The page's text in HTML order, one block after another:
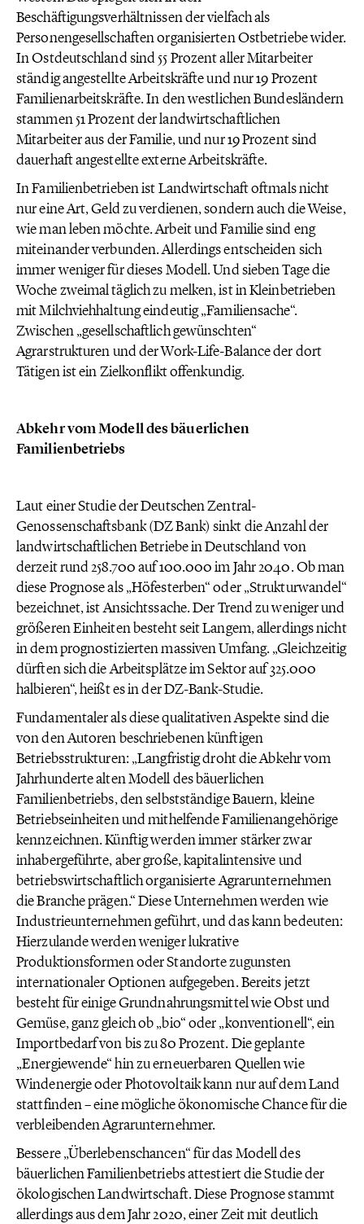
Beschäftigungsverhältnissen der vielfach als
Personengesellschaften organisierten Ostbetriebe wider.
In Ostdeutschland sind 55 Prozent aller Mitarbeiter
ständig angestellte Arbeitskräfte und nur 19 Prozent
Familienarbeitskräfte. In den westlichen Bundesländern
stammen 51 Prozent der landwirtschaftlichen
Mitarbeiter aus der Familie, und nur 19 Prozent sind
dauerhaft angestellte externe Arbeitskräfte.
In Familienbetrieben ist Landwirtschaft oftmals nicht
nur eine Art, Geld zu verdienen, sondern auch die Weise,
wie man leben möchte. Arbeit und Familie sind eng
miteinander verbunden. Allerdings entscheiden sich
immer weniger für dieses Modell. Und sieben Tage die
Woche zweimal täglich zu melken, ist in Kleinbetrieben
mit Milchviehhaltung eindeutig „Familiensache“.
Zwischen „gesellschaftlich gewünschten“
Agrarstrukturen und der Work-Life-Balance der dort
Tätigen ist ein Zielkonflikt offenkundig.
Abkehr vom Modell des bäuerlichen
Familienbetriebs
Laut einer Studie der Deutschen Zentral-
Genossenschaftsbank (DZ Bank) sinkt die Anzahl der
landwirtschaftlichen Betriebe in Deutschland von
derzeit rund 258.700 auf 100.000 im Jahr 2040. Ob man
diese Prognose als „Höfesterben“ oder „Strukturwandel“
bezeichnet, ist Ansichtssache. Der Trend zu weniger und
größeren Einheiten besteht seit Langem, allerdings nicht
in dem prognostizierten massiven Umfang. „Gleichzeitig
dürften sich die Arbeitsplätze im Sektor auf 325.000
halbieren“, heißt es in der DZ-Bank-Studie.
Fundamentaler als diese qualitativen Aspekte sind die
von den Autoren beschriebenen künftigen
Betriebsstrukturen: „Langfristig droht die Abkehr vom
Jahrhunderte alten Modell des bäuerlichen
Familienbetriebs, den selbstständige Bauern, kleine
Betriebseinheiten und mithelfende Familienangehörige
kennzeichnen. Künftig werden immer stärker zwar
inhabergeführte, aber große, kapitalintensive und
betriebswirtschaftlich organisierte Agrarunternehmen
die Branche prägen.“ Diese Unternehmen werden wie
Industrieunternehmen geführt, und das kann bedeuten:
Hierzulande werden weniger lukrative
Produktionsformen oder Standorte zugunsten
internationaler Optionen aufgegeben. Bereits jetzt
besteht für einige Grundnahrungsmittel wie Obst und
Gemüse, ganz gleich ob „bio“ oder „konventionell“, ein
Importbedarf von bis zu 80 Prozent. Die geplante
„Energiewende“ hin zu erneuerbaren Quellen wie
Windenergie oder Photovoltaik kann nur auf dem Land
stattfinden – eine mögliche ökonomische Chance für die
verbleibenden Agrarunternehmer.
Bessere „Überlebenschancen“ für das Modell des
bäuerlichen Familienbetriebs attestiert die Studie der
ökologischen Landwirtschaft. Diese Prognose stammt
allerdings aus dem Jahr 2020, einer Zeit mit deutlich